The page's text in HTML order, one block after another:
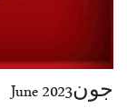
جون2023 June